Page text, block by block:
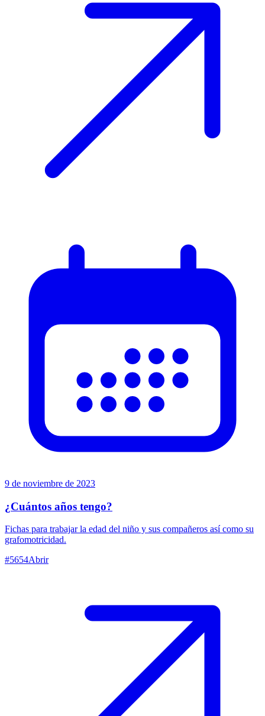
9 de noviembre de 2023
¿Cuántos años tengo?
Fichas para trabajar la edad del niño y sus compañeros así como su
grafomotricidad.
#5654Abrir